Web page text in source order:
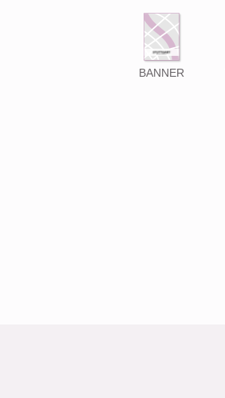
BANNER